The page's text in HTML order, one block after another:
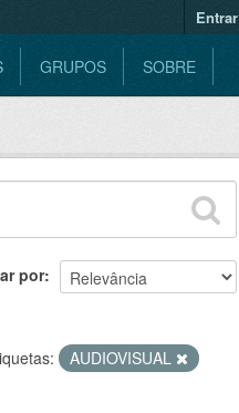
Entrar
GRUPOS SOBRE
por
AUDIOVISUAL